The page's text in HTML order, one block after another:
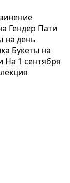
Гендер Пати
на день
Букеты на
На 1 сентября